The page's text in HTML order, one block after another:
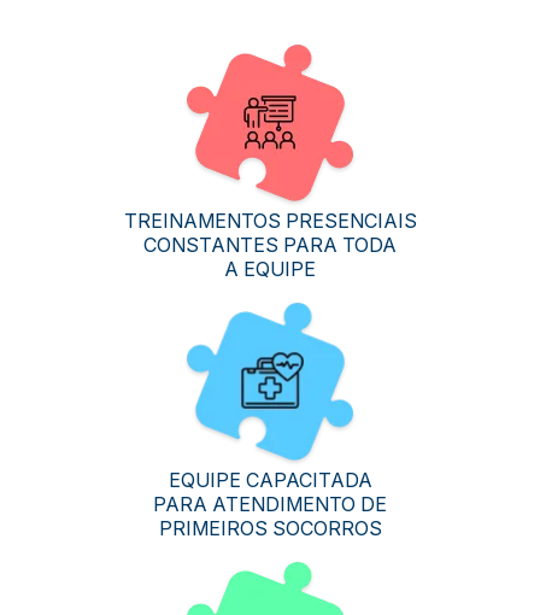
TREINAMENTOS PRESENCIAIS
CONSTANTES PARA TODA
A EQUIPE
EQUIPE CAPACITADA
PARA ATENDIMENTO DE
PRIMEIROS SOCORROS